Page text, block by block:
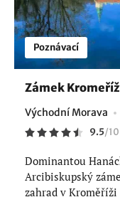
Poznávací
Zámek
Východní Morava
9.5/10
Dominantou
Arcibiskupský
zahrad v